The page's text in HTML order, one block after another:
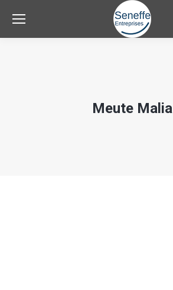
Meute Malia